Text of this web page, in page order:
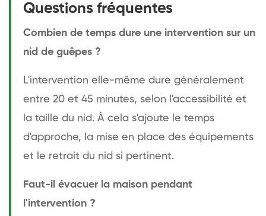
Questions fréquentes
Combien de temps dure une intervention sur un
nid de guêpes ?
L'intervention elle-même dure généralement
entre 20 et 45 minutes, selon l'accessibilité et
la taille du nid. À cela s'ajoute le temps
d'approche, la mise en place des équipements
et le retrait du nid si pertinent.
Faut-il évacuer la maison pendant
l'intervention ?